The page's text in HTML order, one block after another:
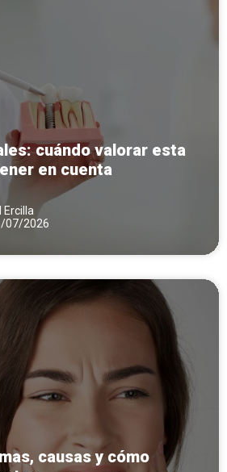
cuándo valorar esta
en cuenta
Ercilla
07/2026
causas y cómo